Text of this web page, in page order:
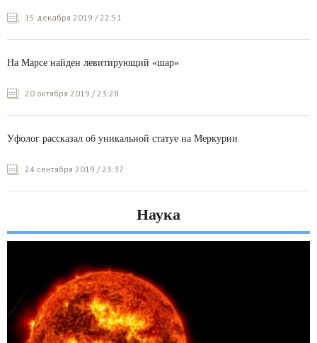
15 декабря 2019 / 22:51
На Марсе найден левитирующий «шар»
20 октября 2019 / 23:28
Уфолог рассказал об уникальной статуе на Меркурии
24 сентября 2019 / 23:37
Наука